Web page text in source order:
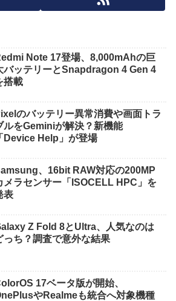
Note 17登場、8,000mAhの巨
バッテリーとSnapdragon 4 Gen 4
搭載
のバッテリー異常消費や画面トラ
ルをGeminiが解決？新機能
Device Help」が登場
、16bit RAW対応の200MP
メラセンサー「ISOCELL HPC」を
表
Z Fold 8とUltra、人気なのは
っち？調査で意外な結果
17ベータ版が開始、
やRealmeも統合へ対象機種